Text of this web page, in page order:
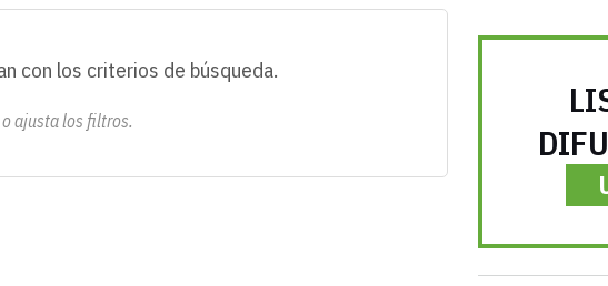
con los criterios de búsqueda.
ajusta los filtros.